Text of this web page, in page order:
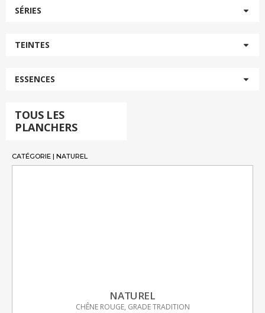
SÉRIES
TEINTES
ESSENCES
TOUS LES
PLANCHERS
CATÉGORIE | NATUREL
NATUREL
CHÊNE ROUGE, GRADE TRADITION